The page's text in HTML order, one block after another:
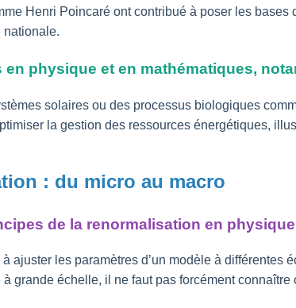
Henri Poincaré ont contribué à poser les
nationale.
physique et en mathématiques,
solaires ou des processus biologiques
la gestion des ressources énergétiques,
: du micro au macro
de la renormalisation en
ajuster les paramètres d’un modèle à
grande échelle, il ne faut pas forcément